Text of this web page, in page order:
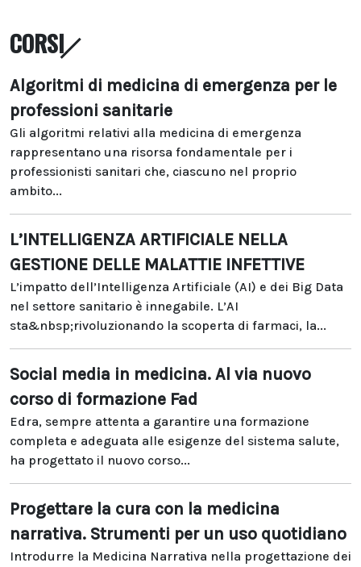
CORSI
Algoritmi di medicina di emergenza per le
professioni sanitarie
Gli algoritmi relativi alla medicina di emergenza
rappresentano una risorsa fondamentale per i
professionisti sanitari che, ciascuno nel proprio
ambito...
L’INTELLIGENZA ARTIFICIALE NELLA
GESTIONE DELLE MALATTIE INFETTIVE
L’impatto dell’Intelligenza Artificiale (AI) e dei Big Data
nel settore sanitario è innegabile. L’AI
sta&nbsp;rivoluzionando la scoperta di farmaci, la...
Social media in medicina. Al via nuovo
corso di formazione Fad
Edra, sempre attenta a garantire una formazione
completa e adeguata alle esigenze del sistema salute,
ha progettato il nuovo corso...
Progettare la cura con la medicina
narrativa. Strumenti per un uso quotidiano
Introdurre la Medicina Narrativa nella progettazione dei